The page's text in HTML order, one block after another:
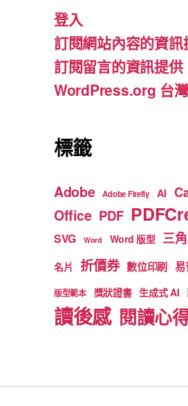
o
o
k
m b
e
登入
訂閱網站內容的資訊
訂閱留言的資訊提供
WordPress.org 台
標籤
Adobe Adobe Firefly AI
Office PDF
SVG Word Word 版型 三
名片 折價券 數位印刷 易
版型範本 獎狀證書 生成式 AI
讀後感 閱讀心